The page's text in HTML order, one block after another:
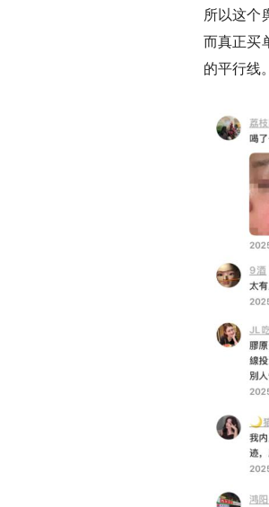
所以这个
而真正买
的平行线。